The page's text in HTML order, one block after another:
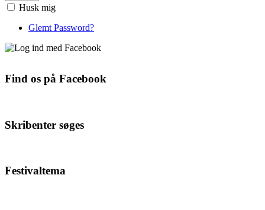
Husk mig
Glemt Password?
Find os på Facebook
Skribenter søges
Festivaltema